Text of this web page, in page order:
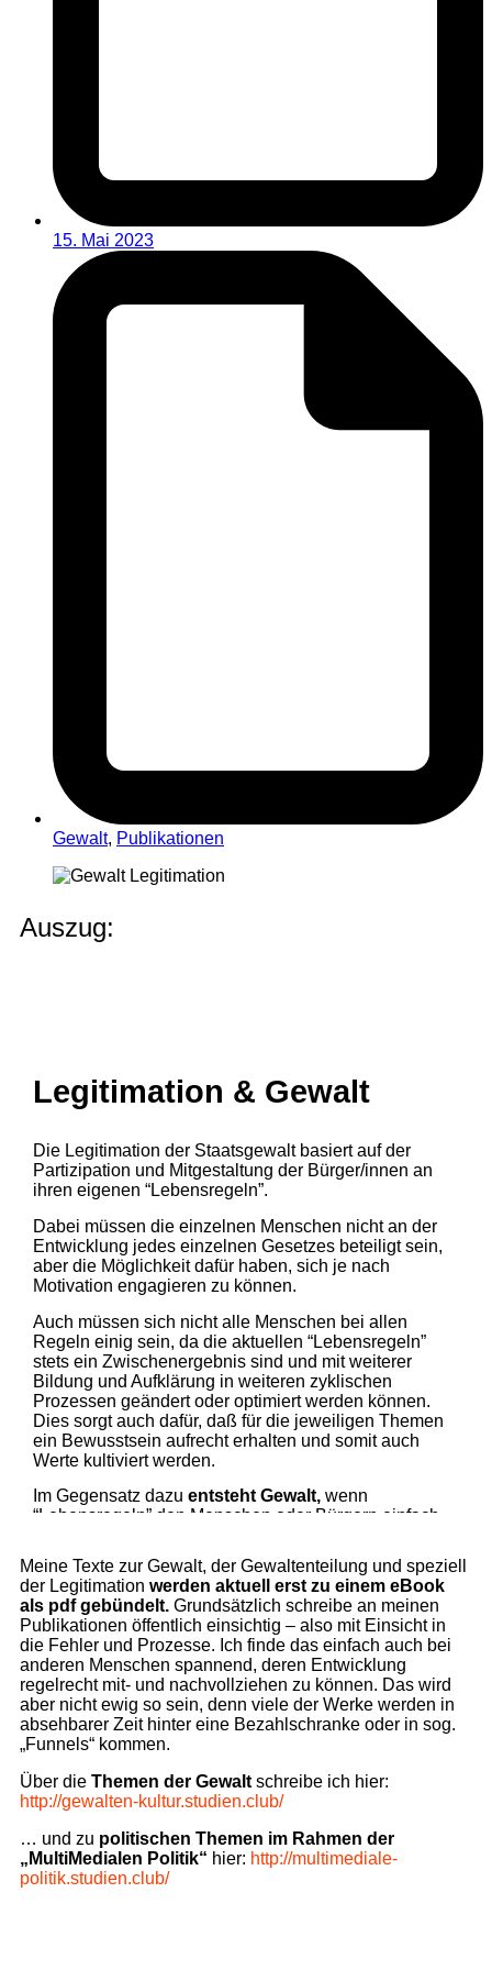
15. Mai 2023
Gewalt, Publikationen
Auszug:
Meine Texte zur Gewalt, der Gewaltenteilung und speziell
der Legitimation werden aktuell erst zu einem eBook
als pdf gebündelt. Grundsätzlich schreibe an meinen
Publikationen öffentlich einsichtig – also mit Einsicht in
die Fehler und Prozesse. Ich finde das einfach auch bei
anderen Menschen spannend, deren Entwicklung
regelrecht mit- und nachvollziehen zu können. Das wird
aber nicht ewig so sein, denn viele der Werke werden in
absehbarer Zeit hinter eine Bezahlschranke oder in sog.
„Funnels“ kommen.
Über die Themen der Gewalt schreibe ich hier:
http://gewalten-kultur.studien.club/
… und zu politischen Themen im Rahmen der
„MultiMedialen Politik“ hier: http://multimediale-
politik.studien.club/